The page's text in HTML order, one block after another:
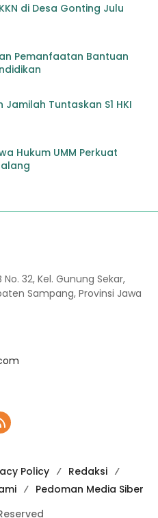
di Desa Gonting Julu
Pemanfaatan Bantuan
Tuntaskan S1 HKI
Hukum UMM Perkuat
No. 32, Kel. Gunung Sekar,
Sampang, Provinsi Jawa
Policy
Redaksi
Pedoman Media Siber